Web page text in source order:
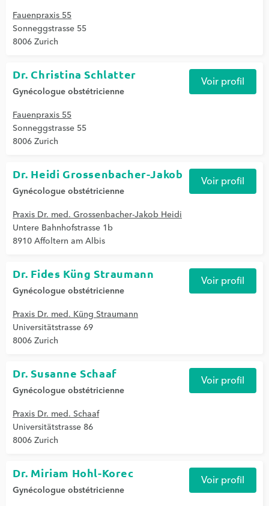
Fauenpraxis 55
Sonneggstrasse 55
8006 Zurich
Dr. Christina Schlatter
Gynécologue obstétricienne
Fauenpraxis 55
Sonneggstrasse 55
8006 Zurich
Voir profil
Dr. Heidi Grossenbacher-Jakob
Gynécologue obstétricienne
Praxis Dr. med. Grossenbacher-Jakob Heidi
Untere Bahnhofstrasse 1b
8910 Affoltern am Albis
Voir profil
Dr. Fides Küng Straumann
Gynécologue obstétricienne
Praxis Dr. med. Küng Straumann
Universitätstrasse 69
8006 Zurich
Voir profil
Dr. Susanne Schaaf
Gynécologue obstétricienne
Praxis Dr. med. Schaaf
Universitätstrasse 86
8006 Zurich
Voir profil
Dr. Miriam Hohl-Korec
Gynécologue obstétricienne
Voir profil